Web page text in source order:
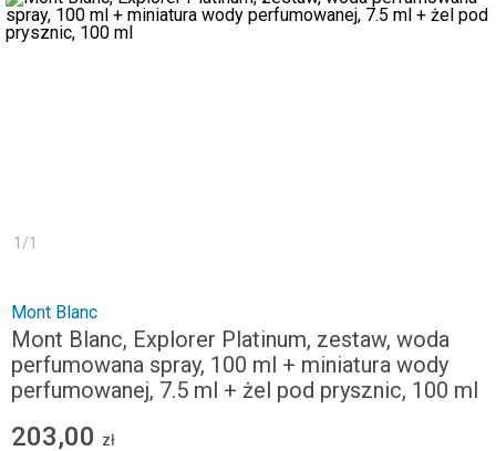
Zapisz
1 /1
Mont Blanc
Mont Blanc, Explorer Platinum, zestaw, woda
perfumowana spray, 100 ml + miniatura wody
perfumowanej, 7.5 ml + żel pod prysznic, 100 ml
203,00 zł